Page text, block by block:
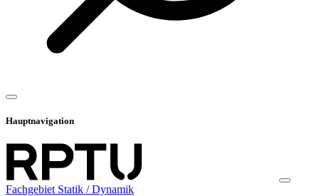
Hauptnavigation
Fachgebiet Statik / Dynamik